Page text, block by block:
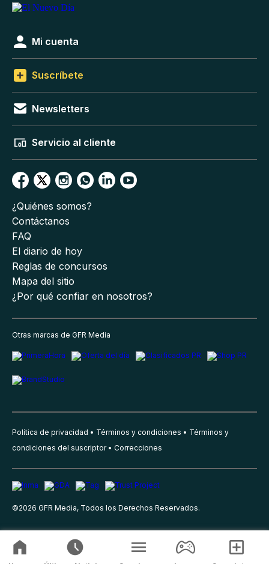
Mi cuenta
Suscríbete
Newsletters
Servicio al cliente
¿Quiénes somos?
Contáctanos
FAQ
El diario de hoy
Reglas de concursos
Mapa del sitio
¿Por qué confiar en nosotros?
Otras marcas de GFR Media
Política de privacidad Términos y condiciones
Términos y
condiciones del suscriptor
Correcciones
©2026 GFR Media, Todos los Derechos Reservados.